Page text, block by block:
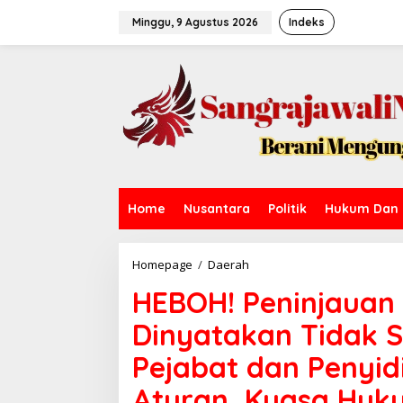
Minggu, 9 Agustus 2026 Indeks
Home Nusantara Politik Hukum
Homepage / Daerah
B
H
!
P
e
n
HEBOH!
Dinyatakan Tidak
Pejabat dan